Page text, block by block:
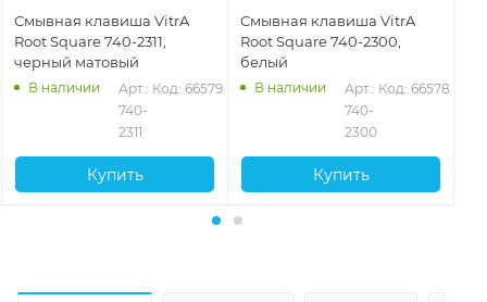
Смывная клавиша VitrA
Root Square 740-2311,
черный матовый
В наличии
Арт.:
740-
2311
Код: 66579
Купить
Смывная клавиша VitrA
Root Square 740-2300,
белый
В наличии
Арт.:
740-
2300
Код: 66578
Купить